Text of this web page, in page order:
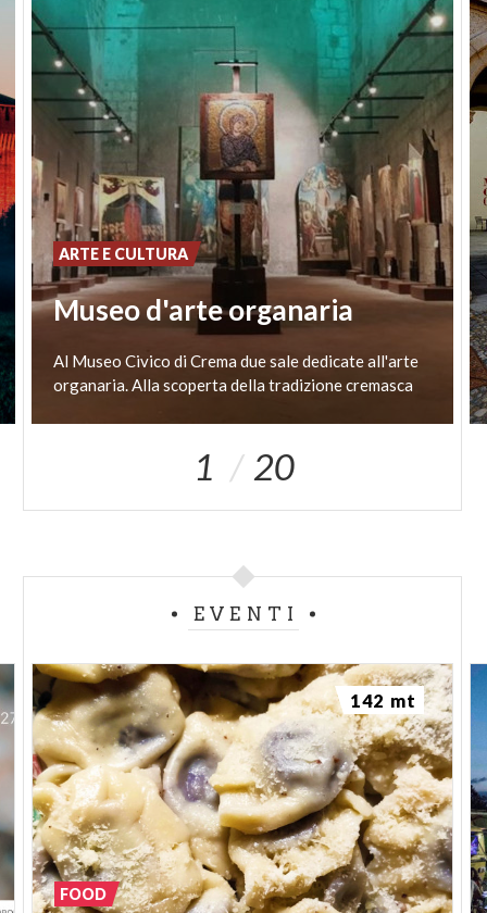
Museo d'arte organaria
Al Museo Civico di Crema duesalededicateall'arte
organaria.Alla scoperta dellatradizionecremasca
ARTE E CULTURA
1 20
EVENTI
FOOD
142 mt